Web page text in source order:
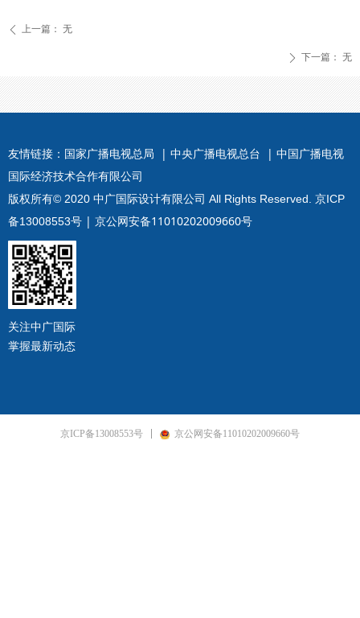
ꄴ 上一篇： 无
ꄲ 下一篇： 无
关注中广国际
掌握最新动态
友情链接： 国家广播电视总局 | 中央广播电视总台 | 中国广播电视
国际经济技术合作有限公司
版权所有© 2020 中广国际设计有限公司 All Rights Reserved. 京ICP
备13008553号 | 京公网安备11010202009660号
京ICP备13008553号 京公网安备11010202009660号